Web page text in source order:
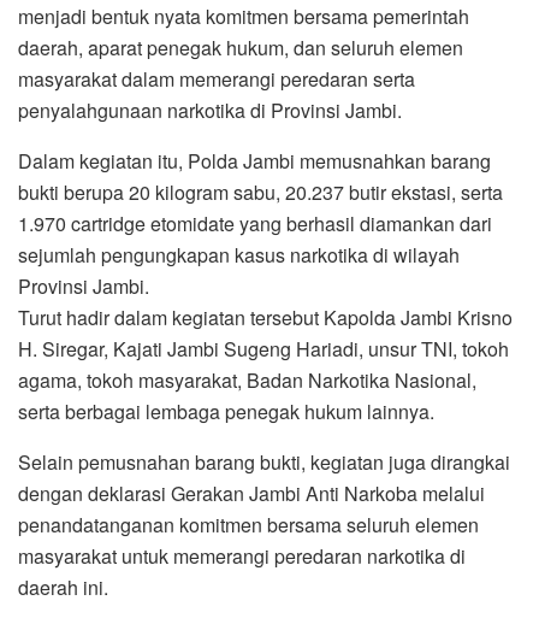
menjadi bentuk nyata komitmen bersama pemerintah
daerah, aparat penegak hukum, dan seluruh elemen
masyarakat dalam memerangi peredaran serta
penyalahgunaan narkotika di Provinsi Jambi.
Dalam kegiatan itu, Polda Jambi memusnahkan barang
bukti berupa 20 kilogram sabu, 20.237 butir ekstasi, serta
1.970 cartridge etomidate yang berhasil diamankan dari
sejumlah pengungkapan kasus narkotika di wilayah
Provinsi Jambi.
Turut hadir dalam kegiatan tersebut Kapolda Jambi Krisno
H. Siregar, Kajati Jambi Sugeng Hariadi, unsur TNI, tokoh
agama, tokoh masyarakat, Badan Narkotika Nasional,
serta berbagai lembaga penegak hukum lainnya.
Selain pemusnahan barang bukti, kegiatan juga dirangkai
dengan deklarasi Gerakan Jambi Anti Narkoba melalui
penandatanganan komitmen bersama seluruh elemen
masyarakat untuk memerangi peredaran narkotika di
daerah ini.